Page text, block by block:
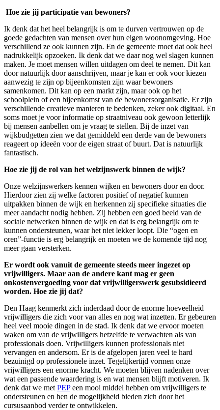
Hoe zie jij participatie van bewoners?
Ik denk dat het heel belangrijk is om te durven vertrouwen op de
goede gedachten van mensen over hun eigen woonomgeving. Hoe
verschillend ze ook kunnen zijn. En de gemeente moet dat ook heel
nadrukkelijk opzoeken. Ik denk dat we daar nog wel slagen kunnen
maken. Je moet mensen willen uitdagen om deel te nemen. Dit kan
door natuurlijk door aanschrijven, maar je kan er ook voor kiezen
aanwezig te zijn op bijeenkomsten zijn waar bewoners
samenkomen. Dit kan op een markt zijn, maar ook op het
schoolplein of een bijeenkomst van de bewonersorganisatie. Er zijn
verschillende creatieve manieren te bedenken, zeker ook digitaal. En
soms moet je voor informatie op straatniveau ook gewoon letterlijk
bij mensen aanbellen om je vraag te stellen. Bij de inzet van
wijkbudgetten zien we dat gemiddeld een derde van de bewoners
reageert op ideeën voor de eigen straat of buurt. Dat is natuurlijk
fantastisch.
Hoe zie jij de rol van het welzijnswerk binnen de wijk?
Onze welzijnswerkers kennen wijken en bewoners door en door.
Hierdoor zien zij welke factoren positief of negatief kunnen
uitpakken binnen de wijk en herkennen zij specifieke situaties die
meer aandacht nodig hebben. Zij hebben een goed beeld van de
sociale netwerken binnen de wijk en dat is erg belangrijk om te
kunnen ondersteunen, waar het niet lekker loopt. Die “ogen en
oren”-functie is erg belangrijk en moeten we de komende tijd nog
meer gaan versterken.
Er wordt ook vanuit de gemeente steeds meer ingezet op
vrijwilligers. Maar aan de andere kant mag er geen
onkostenvergoeding voor dat vrijwilligerswerk gesubsidieerd
worden. Hoe zie jij dat?
Den Haag kenmerkt zich inderdaad door de enorme hoeveelheid
vrijwilligers die zich voor van alles en nog wat inzetten. Er gebeuren
heel veel mooie dingen in de stad. Ik denk dat we ervoor moeten
waken om van de vrijwilligers hetzelfde te verwachten als van
professionals doen. Vrijwilligers kunnen professionals niet
vervangen en andersom. Er is de afgelopen jaren veel te hard
bezuinigd op professionele inzet. Tegelijkertijd vormen onze
vrijwilligers een enorme kracht. We moeten blijven nadenken over
wat een passende waardering is en wat mensen blijft motiveren. Ik
denk dat we met PEPeen mooi middel hebben om vrijwilligers te
ondersteunen en hen de mogelijkheid bieden zich door het
cursusaanbod verder te ontwikkelen.